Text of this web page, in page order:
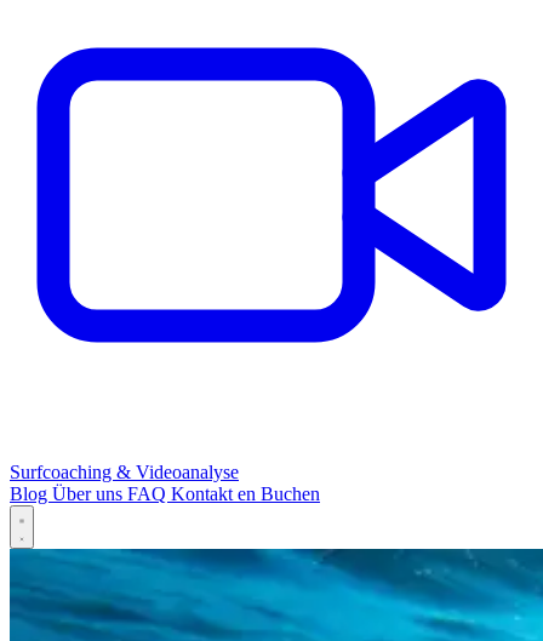
Surfcoaching & Videoanalyse
Blog Über uns FAQ Kontakten Buchen